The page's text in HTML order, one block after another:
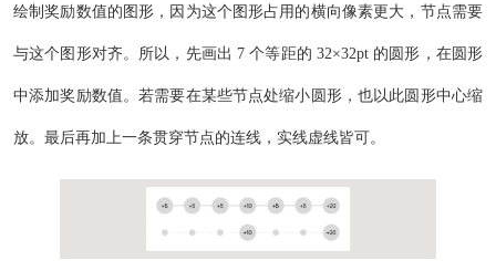
绘制奖励数值的图形，因为这个图形占用的横向像素更大，节点需要
与这个图形对齐。所以，先画出 7 个等距的 32×32pt 的圆形，在圆形
中添加奖励数值。若需要在某些节点处缩小圆形，也以此圆形中心缩
放。最后再加上一条贯穿节点的连线，实线虚线皆可。